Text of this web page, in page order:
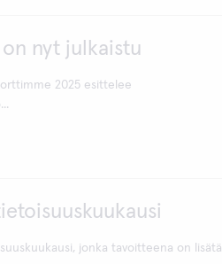
nyt julkaistu
2025 esittelee
jonka tavoitteena on lisätä